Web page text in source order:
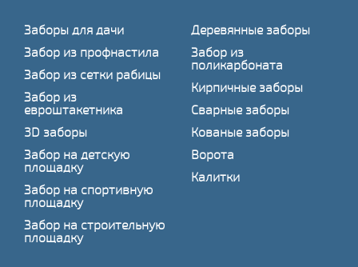
Заборы для дачи
Забор из профнастила
Забор из сетки рабицы
Забор из
евроштакетника
3D заборы
Забор на детскую
площадку
Забор на спортивную
площадку
Забор на строительную
площадку
Деревянные заборы
Забор из
поликарбоната
Кирпичные заборы
Сварные заборы
Кованые заборы
Ворота
Калитки